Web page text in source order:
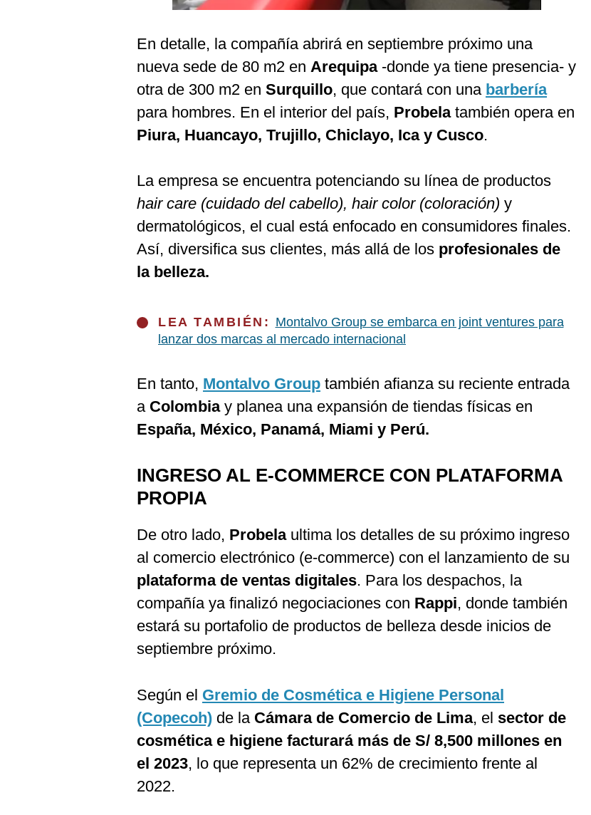
En detalle, la compañía abrirá en septiembre próximo una
nueva sede de 80 m2 en Arequipa-donde ya tiene presencia- y
otra de 300 m2 en Surquillo, que contará con una barbería
para hombres. En el interior del país, Probelatambién opera en
Piura, Huancayo, Trujillo, Chiclayo, Ica y Cusco.
La empresa se encuentra potenciando su línea de productos
hair care (cuidado del cabello), hair color (coloración) y
dermatológicos, el cual está enfocado en consumidores finales.
Así, diversifica sus clientes, más allá de los profesionales de
la belleza.
LEA TAMBIÉN: Montalvo Group se embarca en joint ventures para
lanzar dos marcas al mercado internacional
En tanto, Montalvo Group también afianza su reciente entrada
aColombiay planea una expansión de tiendas físicas en
España, México, Panamá, Miami y Perú.
INGRESO AL E-COMMERCE CON PLATAFORMA
PROPIA
De otro lado, Probelaultima los detalles de su próximo ingreso
al comercio electrónico (e-commerce) con el lanzamiento de su
plataforma de ventas digitales. Para los despachos, la
compañía ya finalizó negociaciones con Rappi, donde también
estará su portafolio de productos de belleza desde inicios de
septiembre próximo.
Según el Gremio de Cosmética e Higiene Personal
(Copecoh) de la Cámara de Comercio de Lima, el sector de
cosmética e higiene facturará más de S/ 8,500 millones en
el 2023, lo que representa un 62% de crecimiento frente al
2022.